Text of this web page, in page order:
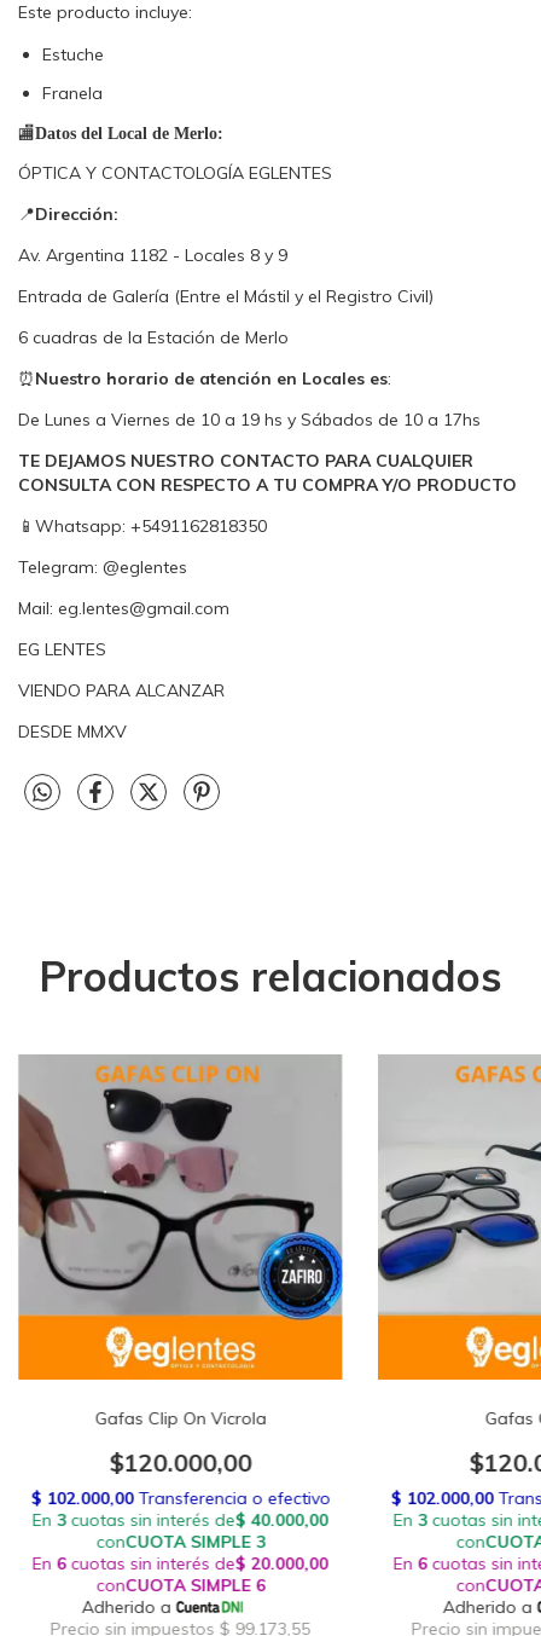
Este producto incluye:
Estuche
Franela
🏬Datos del Local de Merlo:
ÓPTICA Y CONTACTOLOGÍA EGLENTES
📍Dirección:
Av. Argentina 1182 - Locales 8 y 9
Entrada de Galería (Entre el Mástil y el Registro Civil)
6 cuadras de la Estación de Merlo
⏰Nuestro horario de atención en Locales es:
De Lunes a Viernes de 10 a 19 hs y Sábados de 10 a 17hs
TE DEJAMOS NUESTRO CONTACTO PARA CUALQUIER
CONSULTA CON RESPECTO A TU COMPRA Y/O PRODUCTO
📱Whatsapp: +5491162818350
Telegram: @eglentes
Mail: eg.lentes@gmail.com
EG LENTES
VIENDO PARA ALCANZAR
DESDE MMXV
Productos relacionados
Gafas Clip On Vicrola
$120.000,00
Gafas